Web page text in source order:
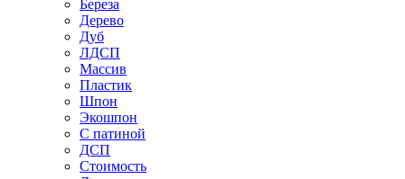
Береза
Дерево
Дуб
ЛДСП
Массив
Пластик
Шпон
Экошпон
С патиной
ДСП
Стоимость